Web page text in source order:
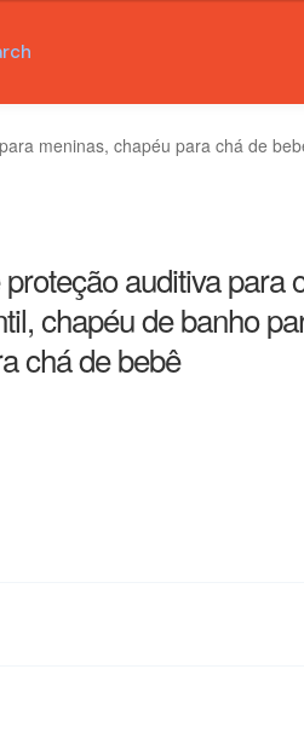
meninas, chapéu para chá de
auditiva para
chapéu de banho
chá de bebê